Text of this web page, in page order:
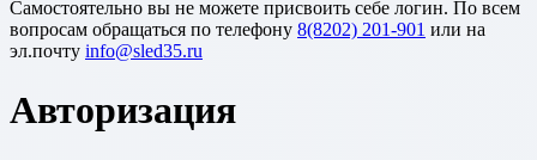
Cамостоятельно вы не можете присвоить себе логин. По всем
вопросам обращаться по телефону 8(8202) 201-901 или на
эл.почту
Авторизация